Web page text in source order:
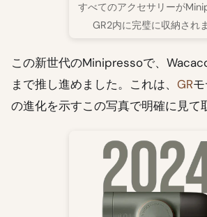
すべてのアクセサリーが
GR2内に完璧に収納され
この新世代のMinipressoで、
まで推し進めました。これは、 GR
の進化を示すこの写真で明確に見て